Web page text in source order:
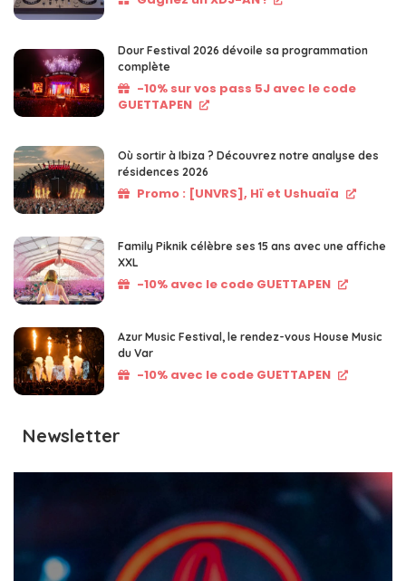
Dour Festival 2026 dévoile sa programmation
complète
-10% sur vos pass 5J avec le code
GUETTAPEN
Où sortir à Ibiza ? Découvrez notre analyse des
résidences 2026
Promo : [UNVRS], Hï et Ushuaïa
Family Piknik célèbre ses 15 ans avec une affiche
XXL
-10% avec le code GUETTAPEN
Azur Music Festival, le rendez-vous House Music
du Var
-10% avec le code GUETTAPEN
Newsletter